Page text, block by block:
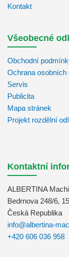
Kontakt
Všeobecné
Obchodní
Ochrana osobních
Servis
Publicita
Mapa stránek
Projekt rozdělní
Kontaktní
ALBERTINA
Bedrnova 248/6,
Česká Republika
info@albertina-
+420 606 036 958